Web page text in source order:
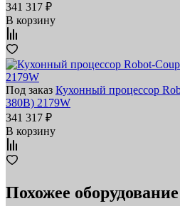
341 317 ₽
В корзину
Под заказ Кухонный процессор
380В) 2179W
341 317 ₽
В корзину
Похожее оборудование